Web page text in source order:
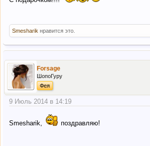
Smesharik нравится это.
Forsage
ШопоГуру
Фея
9 Июль 2014 в 14:19
Smesharik, поздравляю!